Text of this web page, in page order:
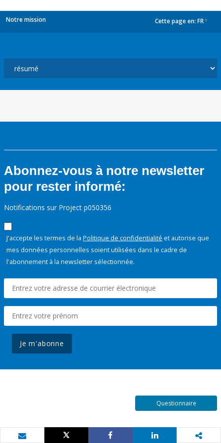
Notre mission Cette page en: FR
Abonnez-vous à notre newsletter
pour rester informé:
Notifications sur Project p050356
J'accepte les termes de la Politique de confidentialité et autorise que
mes données personnelles soient utilisées dans le cadre de
l'abonnement à la newsletter sélectionnée.
Je m'abonne
Questionnaire